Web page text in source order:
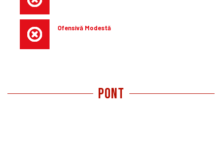
Ofensivă Modestă
pont